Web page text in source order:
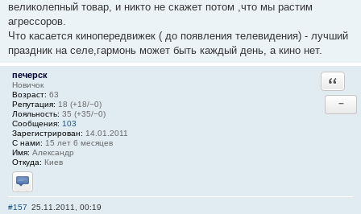
великолепный товар, и никто не скажет потом ,что мы растим
агрессоров.
Что касается кинопередвижек ( до появления телевидения) - лучший
праздник на селе,гармонь может быть каждый день, а кино нет.
печерск
Новичок
Возраст: 63
Репутация: 18 (+18/−0)
Лояльность: 35 (+35/−0)
Сообщения: 103
Зарегистрирован: 14.01.2011
С нами: 15 лет 6 месяцев
Имя: Александр
Откуда: Киев
Отправить личное сообщение
−
#157 25.11.2011, 00:19